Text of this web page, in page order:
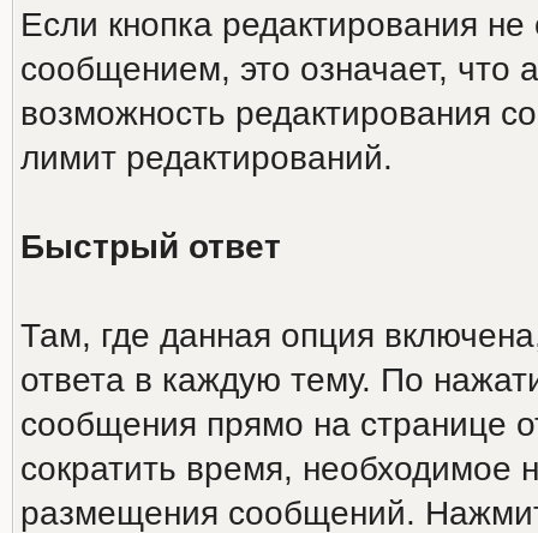
Если кнопка редактирования
сообщением, это означает, что
возможность редактирования
лимит редактирований.
Быстрый ответ
Там, где данная опция
ответа в каждую тему. По
сообщения прямо на странице
сократить время, необходимое
размещения сообщений.